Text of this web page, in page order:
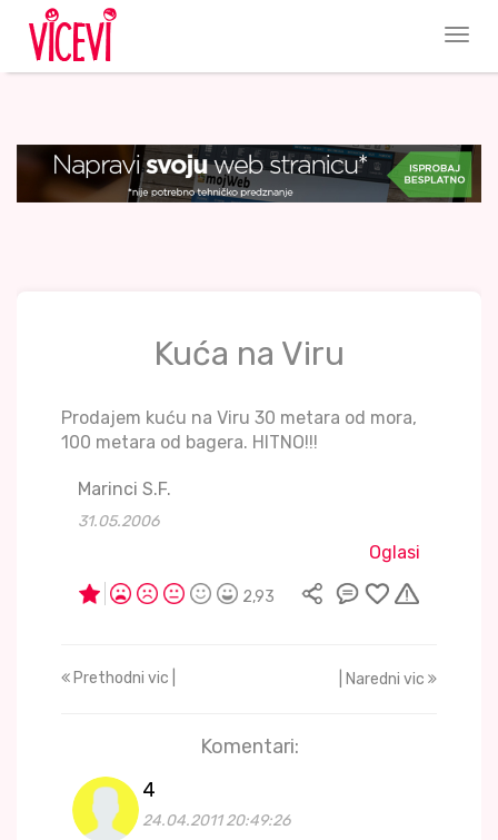
Kuća na Viru
Prodajem kuću na Viru 30 metara od mora,
100 metara od bagera. HITNO!!!
Marinci S.F.
31.05.2006
Oglasi
2,93
Prethodni vic | | Naredni vic
Komentari:
4
24.04.2011 20:49:26